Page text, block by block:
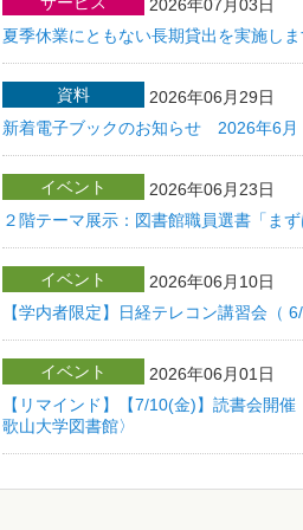
2026年07月03日
夏季休業にともない長期貸出を実施しま
資料
2026年06月29日
新着電子ブックのお知らせ 2026年6月
イベント
2026年06月23日
２階テーマ展示：図書館職員選書「ま
イベント
2026年06月10日
【学内者限定】日経テレコン講習会（
イベント
2026年06月01日
【リマインド】【7/10(金)】読書会開
歌山大学図書館〉